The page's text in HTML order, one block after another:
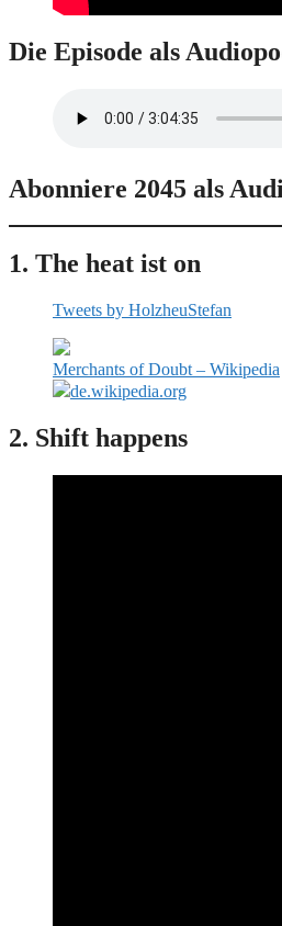
Die Episode als
Abonniere 2045 als
1. The heat ist on
Tweets by HolzheuStefan
Merchants of Doubt – Wikipedia
de.wikipedia.org
2. Shift happens